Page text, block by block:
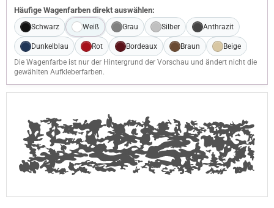
Häufige Wagenfarben direkt auswählen:
Schwarz Weiß Grau Silber Anthrazit
Dunkelblau Rot Bordeaux Braun
Beige
Die Wagenfarbe ist nur der Hintergrund der Vorschau und ändert nicht die
gewählten Aufkleberfarben.